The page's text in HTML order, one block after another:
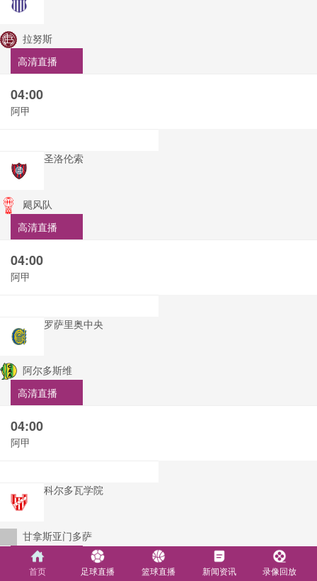
拉努斯
高清直播
04:00
阿甲
圣洛伦索
飓风队
高清直播
04:00
阿甲
罗萨里奥中央
阿尔多斯维
高清直播
04:00
阿甲
科尔多瓦学院
甘拿斯亚门多萨
高清直播
首页 足球直播 篮球直播 新闻资讯 录像回放